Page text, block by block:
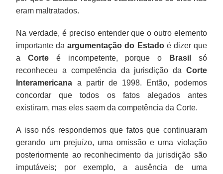
eram maltratados.
Na verdade, é preciso entender que o outro elemento
importante daargumentação do Estadoé dizer que
aCorte é incompetente, porque o Brasil
só
reconheceu a competência da jurisdição da Corte
Interamericana a partir de 1998. Então, podemos
concordar que todos os fatos alegados antes
existiram, mas eles saem da competência da Corte.
A isso nós respondemos que fatos que continuaram
gerando um prejuízo, uma omissão e uma violação
posteriormente ao reconhecimento da jurisdição são
imputáveis; por exemplo, a ausência de uma